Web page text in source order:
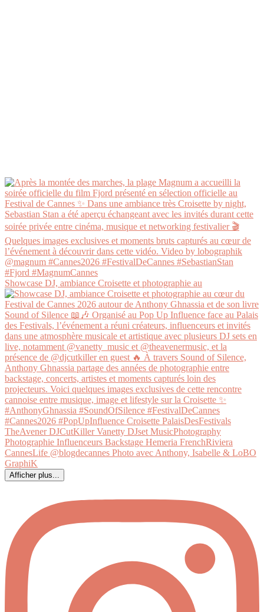
Showcase DJ, ambiance Croisette et photographie au
Afficher plus...